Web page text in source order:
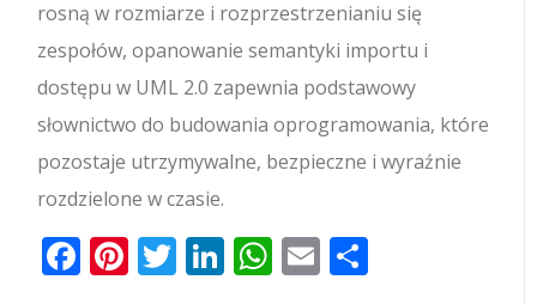
rosną w rozmiarze i rozprzestrzenianiu się
zespołów, opanowanie semantyki importu i
dostępu w UML 2.0 zapewnia podstawowy
słownictwo do budowania oprogramowania, które
pozostaje utrzymywalne, bezpieczne i wyraźnie
rozdzielone w czasie.
Facebook
Pinterest
Twitter
LinkedIn
WhatsApp
Email